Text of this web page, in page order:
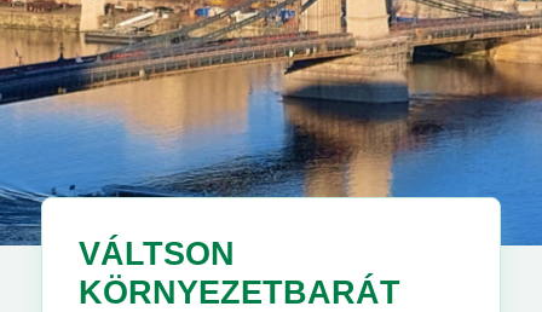
VÁLTSON
KÖRNYEZETBARÁT